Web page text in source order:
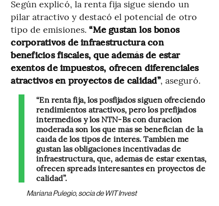
Según explicó, la renta fija sigue siendo un
pilar atractivo y destacó el potencial de otro
tipo de emisiones.“Me gustan los bonos
corporativos de infraestructura con
beneficios fiscales, que además de estar
exentos de impuestos, ofrecen diferenciales
atractivos en proyectos de calidad”, aseguró.
“En renta fija, los posfijados siguen ofreciendo
rendimientos atractivos, pero los prefijados
intermedios y los NTN-Bs con duración
moderada son los que más se benefician de la
caída de los tipos de interés. También me
gustan las obligaciones incentivadas de
infraestructura, que, además de estar exentas,
ofrecen spreads interesantes en proyectos de
calidad”.
Mariana Pulegio, socia de WIT Invest